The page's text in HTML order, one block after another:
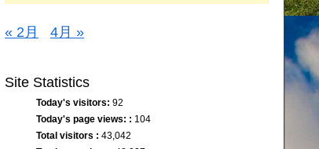
« 2月 4月 »
Site Statistics
Today's visitors: 92
Today's page views: : 104
Total visitors : 43,042